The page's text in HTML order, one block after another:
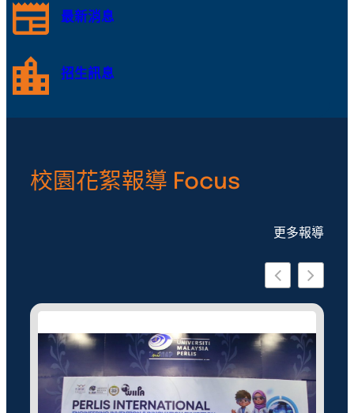
最新消息
招生訊息
校園花絮報導 Focus
更多報導